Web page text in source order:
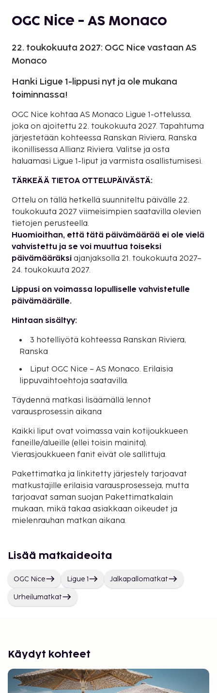
OGC Nice - AS Monaco
22. toukokuuta 2027: OGC Nice vastaan AS
Monaco
Hanki Ligue 1-lippusi nyt ja ole mukana
toiminnassa!
OGC Nice kohtaa AS Monaco Ligue 1-ottelussa,
joka on ajoitettu 22. toukokuuta 2027. Tapahtuma
järjestetään kohteessa Ranskan Riviera, Ranska
ikonillisessa Allianz Riviera. Valitse ja osta
haluamasi Ligue 1-liput ja varmista osallistumisesi.
TÄRKEÄÄ TIETOA OTTELUPÄIVÄSTÄ:
Ottelu on tällä hetkellä suunniteltu päivälle 22.
toukokuuta 2027 viimeisimpien saatavilla olevien
tietojen perusteella.
Huomioithan, että tätä päivämäärää ei ole vielä
vahvistettu ja se voi muuttua toiseksi
päivämääräksi ajanjaksolla 21. toukokuuta 2027–
24. toukokuuta 2027.
Lippusi on voimassa lopulliselle vahvistetulle
päivämäärälle.
Hintaan sisältyy:
3 hotelliyötä kohteessa Ranskan Riviera,
Ranska
Liput OGC Nice – AS Monaco. Erilaisia
lippuvaihtoehtoja saatavilla.
Täydennä matkasi lisäämällä lennot
varausprosessin aikana
Kaikki liput ovat voimassa vain kotijoukkueen
faneille/alueille (ellei toisin mainita).
Vierasjoukkueen fanit eivät ole sallittuja.
Pakettimatka ja linkitetty järjestely tarjoavat
matkustajille erilaisia varausprosesseja, mutta
tarjoavat saman suojan Pakettimatkalain
mukaan, mikä takaa asiakkaan oikeudet ja
mielenrauhan matkan aikana.
Lisää matkaideoita
OGC Nice Ligue 1 Jalkapallomatkat
Urheilumatkat
Käydyt kohteet